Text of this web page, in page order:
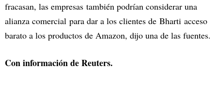
fracasan, las empresas también podrían considerar una
alianza comercial para dar a los clientes de Bharti acceso
barato a los productos de Amazon, dijo una de las fuentes.
Con información de Reuters.